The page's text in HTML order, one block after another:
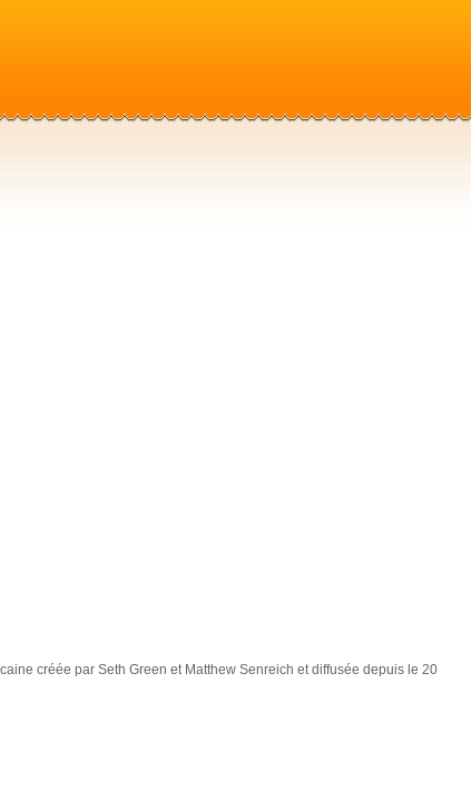
créée par Seth Green et Matthew Senreich et diffusée depuis le 20